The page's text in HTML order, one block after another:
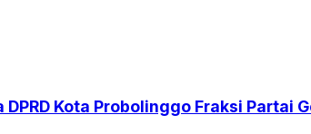
Kota Probolinggo Fraksi Partai